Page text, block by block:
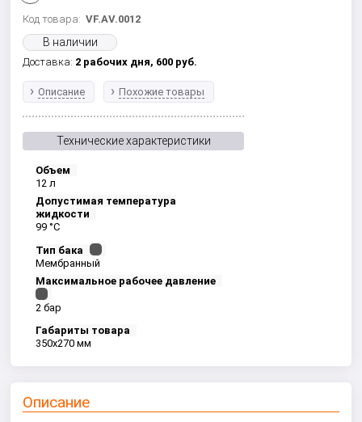
Код товара:VF.AV.0012
В наличии
Доставка: 2 рабочих дня, 600 руб.
Описание Похожие товары
Технические характеристики
Объем
12 л
Допустимая температура
жидкости
99 °С
Тип бака
Мембранный
Максимальное рабочее давление
2 бар
Габариты товара
350x270 мм
Описание